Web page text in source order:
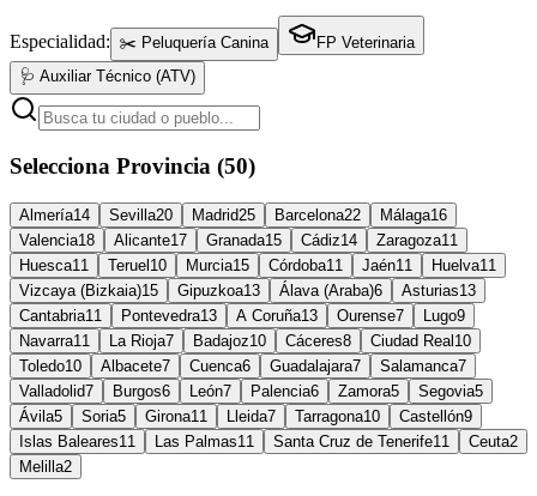
Especialidad: ✂️ Peluquería Canina
FP Veterinaria
🩺 Auxiliar Técnico (ATV)
Selecciona Provincia (50)
Almería14 Sevilla20 Madrid25 Barcelona22 Málaga16
Valencia18 Alicante17 Granada15 Cádiz14 Zaragoza11
Huesca11 Teruel 10 Murcia15 Córdoba11 Jaén11 Huelva11
Vizcaya (Bizkaia)15 Gipuzkoa13 Álava (Araba)6 Asturias13
Cantabria11 Pontevedra13 A Coruña13 Ourense7 Lugo9
Navarra11 La Rioja7 Badajoz10 Cáceres8 Ciudad Real 10
Toledo10 Albacete7 Cuenca6 Guadalajara7 Salamanca7
Valladolid7 Burgos6 León7 Palencia6 Zamora5 Segovia5
Ávila5 Soria5 Girona11 Lleida7 Tarragona10 Castellón9
Islas Baleares11 Las Palmas11 Santa Cruz de Tenerife11 Ceuta2
Melilla2